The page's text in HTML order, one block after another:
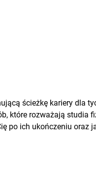
ścieżkę kariery dla
które rozważają studia
po ich ukończeniu oraz